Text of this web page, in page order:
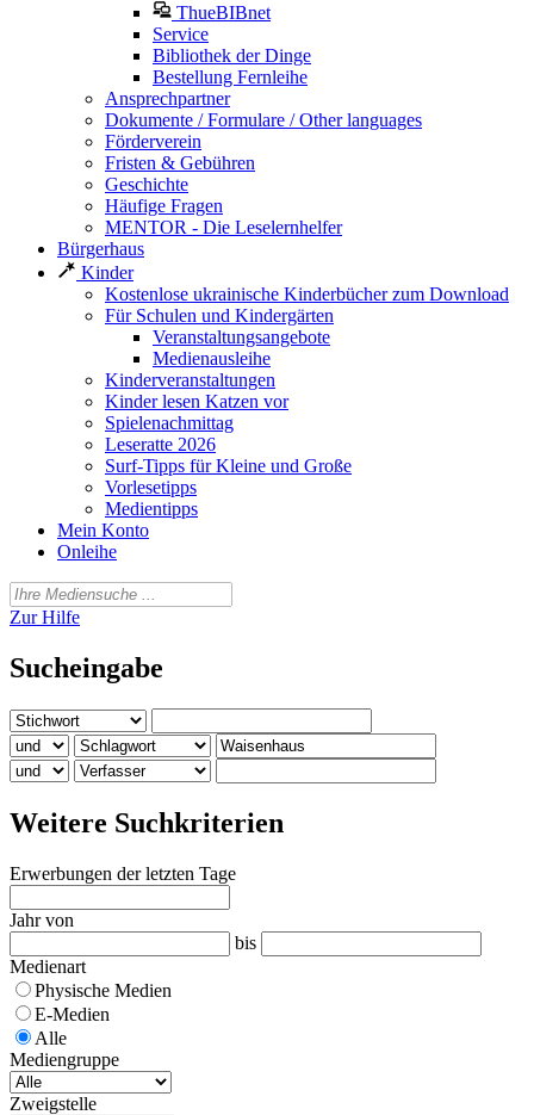
ThueBIBnet
Service
Bibliothek der Dinge
Bestellung Fernleihe
Ansprechpartner
Dokumente / Formulare / Other languages
Förderverein
Fristen & Gebühren
Geschichte
Häufige Fragen
MENTOR - Die Leselernhelfer
Bürgerhaus
Kinder
Kostenlose ukrainische Kinderbücher zum Download
Für Schulen und Kindergärten
Veranstaltungsangebote
Medienausleihe
Kinderveranstaltungen
Kinder lesen Katzen vor
Spielenachmittag
Leseratte 2026
Surf-Tipps für Kleine und Große
Vorlesetipps
Medientipps
Mein Konto
Onleihe
Zur Hilfe
Sucheingabe
Weitere Suchkriterien
Erwerbungen der letzten Tage
Jahr von
bis
Medienart
Physische Medien
E-Medien
Alle
Mediengruppe
Zweigstelle